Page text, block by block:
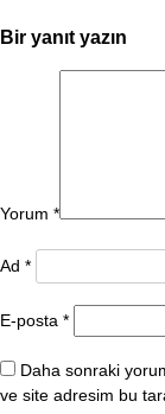
Bir yanıt yazın
Yorum *
Ad *
E-posta *
Daha sonraki
ve site adresim bu